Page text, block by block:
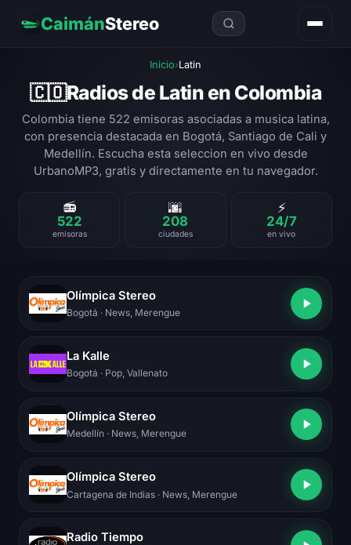
CaimánStereo
Inicio›Latin
🇨🇴Radios de Latin en Colombia
Colombia tiene 522 emisoras asociadas a musica latina,
con presencia destacada en Bogotá, Santiago de Cali y
Medellín. Escucha esta seleccion en vivo desde
UrbanoMP3, gratis y directamente en tu navegador.
📻
522
emisoras
🌆
208
ciudades
⚡
24/7
en vivo
Olímpica Stereo
Bogotá · News, Merengue
La Kalle
Bogotá · Pop, Vallenato
Olímpica Stereo
Medellín · News, Merengue
Olímpica Stereo
Cartagena de Indias · News, Merengue
Radio Tiempo